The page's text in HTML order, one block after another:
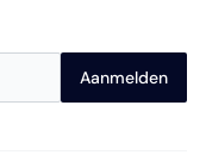
Aanmelden